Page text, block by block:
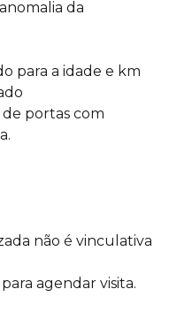
da
para a idade e km
portas com
não é vinculativa
agendar visita.